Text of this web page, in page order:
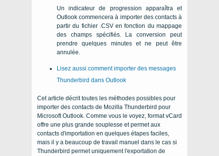
Un indicateur de progression apparaîtra et
Outlook commencera à importer des contacts à
partir du fichier .CSV en fonction du mappage
des champs spécifiés. La conversion peut
prendre quelques minutes et ne peut être
annulée.
Lisez aussi comment importer des messages
Thunderbird dans Outlook
Cet article décrit toutes les méthodes possibles pour
importer des contacts de Mozilla Thunderbird pour
Microsoft Outlook. Comme vous le voyez, format vCard
offre une plus grande souplesse et permet aux
contacts d'importation en quelques étapes faciles,
mais il y a beaucoup de travail manuel dans le cas si
Thunderbird permet uniquement l'exportation de